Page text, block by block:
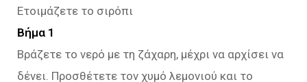
Ετοιμάζετε το σιρόπι
Βήμα 1
Βράζετε το νερό με τη ζάχαρη, μέχρι να αρχίσει να
δένει. Προσθέτετε τον χυμό λεμονιού και το